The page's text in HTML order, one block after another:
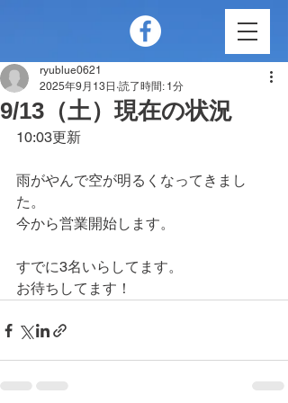
9/13（土）現在の状況
ryublue0621
2025年9月13日 読了時間: 1分
10:03更新
雨がやんで空が明るくなってきまし
た。
今から営業開始します。
すでに3名いらしてます。
お待ちしてます！